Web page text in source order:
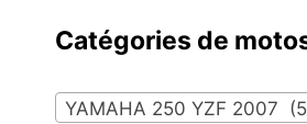
Catégories de
YAMAHA 250 YZF 2007